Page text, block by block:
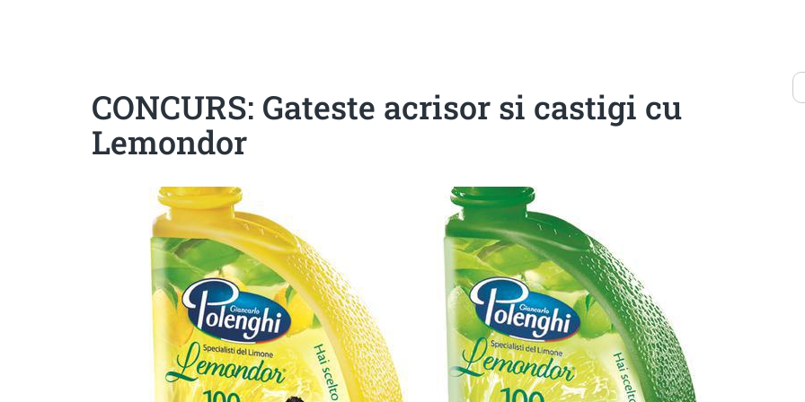
CONCURS: Gateste acrisor si castigi cu
Lemondor